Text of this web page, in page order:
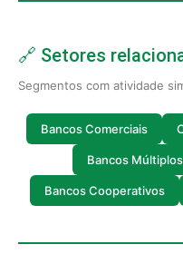
🔗 Setores
Segmentos com atividade
Bancos Comerciais
Bancos Múltiplos
Bancos Cooperativos